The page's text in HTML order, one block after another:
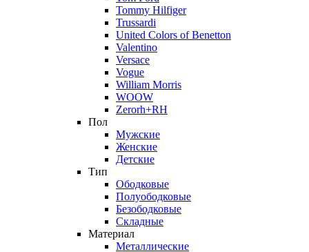
Tommy Hilfiger
Trussardi
United Colors of Benetton
Valentino
Versace
Vogue
William Morris
WOOW
Zerorh+RH
Пол
Мужские
Женские
Детские
Тип
Ободковые
Полуободковые
Безободковые
Складные
Материал
Металлические